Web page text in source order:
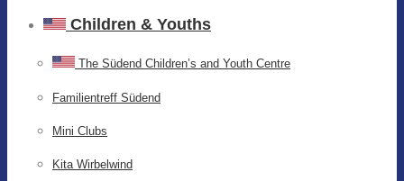
Children & Youths
The Südend Children’s and Youth Centre
Familientreff Südend
Mini Clubs
Kita Wirbelwind